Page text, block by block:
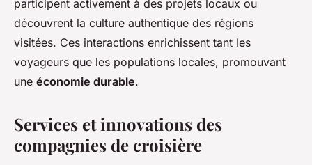
participent activement à des projets locaux ou
découvrent la culture authentique des régions
visitées. Ces interactions enrichissent tant les
voyageurs que les populations locales, promouvant
une économie durable.
Services et innovations des
compagnies de croisière